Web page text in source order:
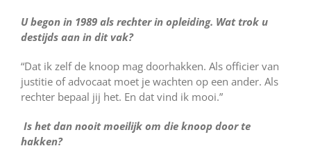
U begon in 1989 als rechter in opleiding. Wat trok u
destijds aan in dit vak?
“Dat ik zelf de knoop mag doorhakken. Als officier van
justitie of advocaat moet je wachten op een ander. Als
rechter bepaal jij het. En dat vind ik mooi.”
Is het dan nooit moeilijk om die knoop door te
hakken?